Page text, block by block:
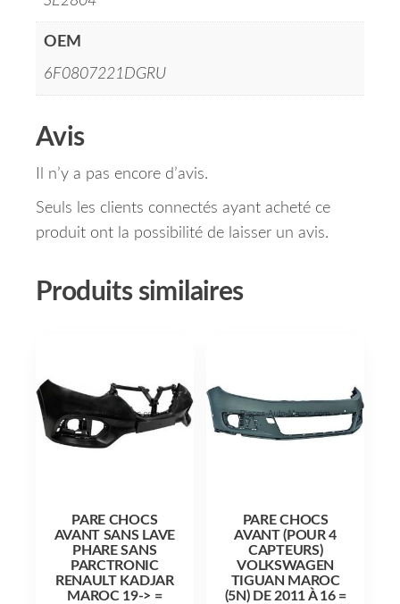
OEM
6F0807221DGRU
Avis
Il n’y a pas encore d’avis.
Seuls les clients connectés ayant acheté ce
produit ont la possibilité de laisser un avis.
Produits similaires
PARE CHOCS
AVANT SANS LAVE
PHARE SANS
PARCTRONIC
RENAULT KADJAR
MAROC 19-> =
PARE CHOCS
AVANT (POUR 4
CAPTEURS)
VOLKSWAGEN
TIGUAN MAROC
(5N) DE 2011 À 16 =